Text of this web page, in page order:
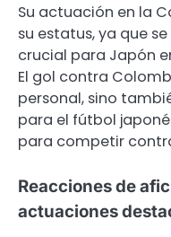
Su actuación en la
su estatus, ya que
crucial para Japón
El gol contra
personal, sino
para el fútbol
para competir
Reacciones de
actuaciones